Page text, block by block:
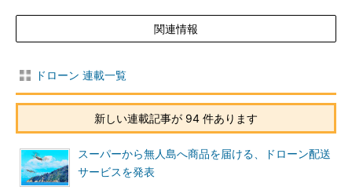
関連情報
ドローン 連載一覧
新しい連載記事が 94 件あります
スーパーから無人島へ商品を届ける、ドローン配送
サービスを発表